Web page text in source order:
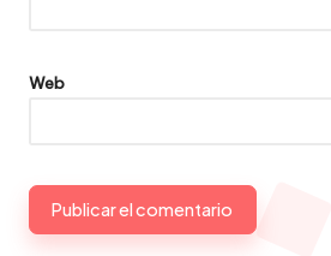
Web